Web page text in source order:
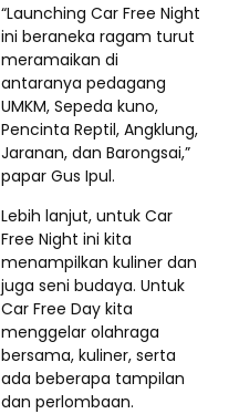
“Launching Car Free Night
ini beraneka ragam turut
meramaikan di
antaranya pedagang
UMKM, Sepeda kuno,
Pencinta Reptil, Angklung,
Jaranan, dan Barongsai,”
papar Gus Ipul.
Lebih lanjut, untuk Car
Free Night ini kita
menampilkan kuliner dan
juga seni budaya. Untuk
Car Free Day kita
menggelar olahraga
bersama, kuliner, serta
ada beberapa tampilan
dan perlombaan.